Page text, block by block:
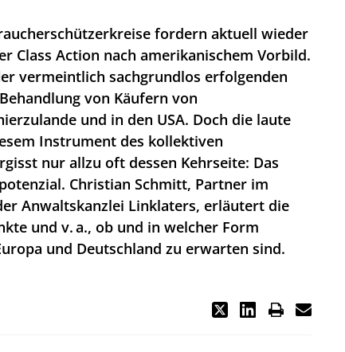
fordern aktuell wieder
Class Action nach amerikanischem Vorbild.
vermeintlich sachgrundlos erfolgenden
von Käufern von
und in den USA. Doch die laute
Instrument des kollektiven
nur allzu oft dessen Kehrseite: Das
Christian Schmitt, Partner im
Anwaltskanzlei Linklaters, erläutert die
und v. a., ob und in welcher Form
und Deutschland zu erwarten sind.